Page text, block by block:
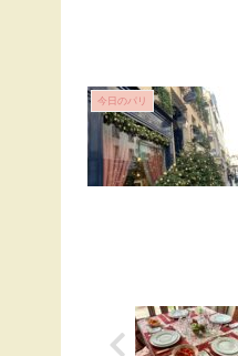
今日のパリ